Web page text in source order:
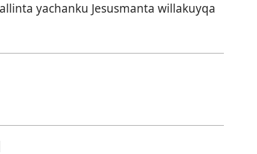
yachanku Jesusmanta willakuyqa